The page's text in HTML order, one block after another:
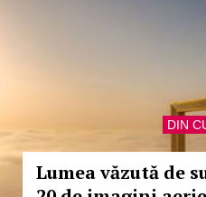
DIN
Lumea văzută de